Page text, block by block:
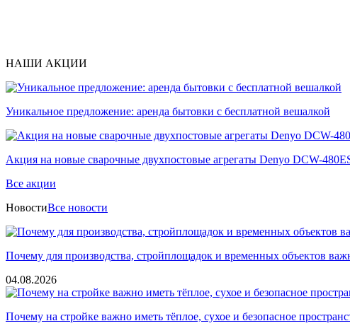
НАШИ АКЦИИ
Уникальное предложение: аренда бытовки с бесплатной вешалкой
Акция на новые сварочные двухпостовые агрегаты Denyo DCW-
Все акции
НовостиВсе новости
Почему для производства, стройплощадок и временных объектов
04.08.2026
Почему на стройке важно иметь тёплое, сухое и безопасное